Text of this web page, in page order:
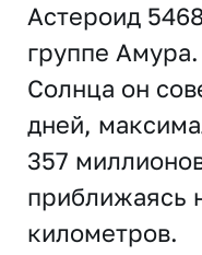
Астероид
группе
Солнца он
дней,
357
приближаясь
километров.